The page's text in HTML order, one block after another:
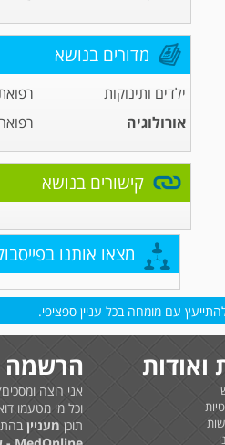
מדורים בנושא
ילדים ותינוקות
אורולוגיה
קישורים בנושא
מצאו אותנו
עם מומחה בכל עניין ספציפי.
ואודות הרשמה
אני רוצה
וכל מי מטעמו
תוכן מעניין